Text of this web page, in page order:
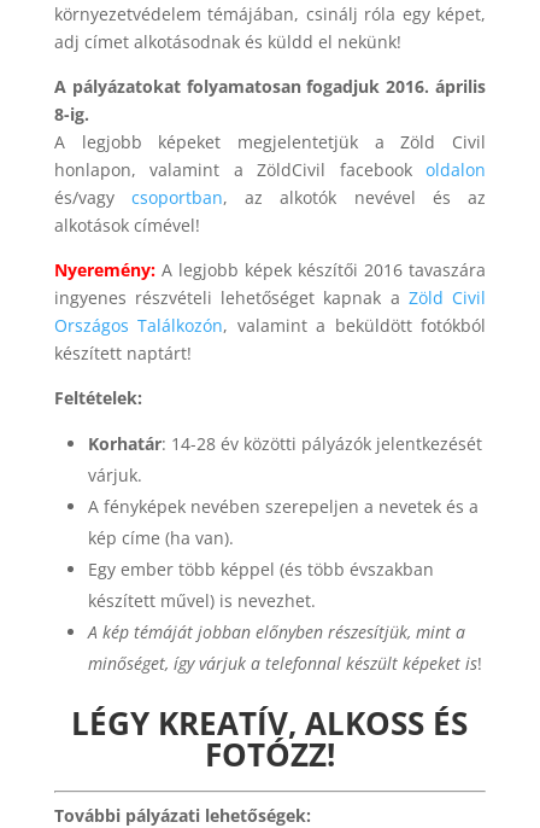
környezetvédelem témájában, csinálj róla egy képet,
adj címet alkotásodnak és küldd el nekünk!
A pályázatokat folyamatosan fogadjuk 2016. április
8-ig.
A legjobb képeket megjelentetjük a Zöld Civil
honlapon, valamint a ZöldCivil facebookoldalon
és/vagycsoportban, az alkotók nevével és az
alkotások címével!
Nyeremény:A legjobb képek készítői 2016 tavaszára
ingyenes részvételi lehetőséget kapnak a Zöld Civil
Országos Találkozón, valamint a beküldött fotókból
készített naptárt!
Feltételek:
Korhatár: 14-28 év közötti pályázók jelentkezését
várjuk.
A fényképek nevében szerepeljen a nevetek és a
kép címe (ha van).
Egy ember több képpel (és több évszakban
készített művel) is nevezhet.
A kép témáját jobban előnyben részesítjük, mint a
minőséget, így várjuk a telefonnal készült képeket is!
LÉGY KREATÍV, ALKOSS ÉS
FOTÓZZ!
További pályázati lehetőségek: